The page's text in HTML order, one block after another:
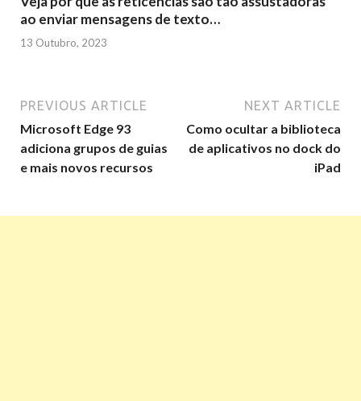
ao enviar mensagens de texto…
13 Outubro, 2023
PREVIOUS ARTICLE
Microsoft Edge 93
adiciona grupos de guias
e mais novos recursos
NEXT ARTICLE
Como ocultar a biblioteca
de aplicativos no dock do
iPad